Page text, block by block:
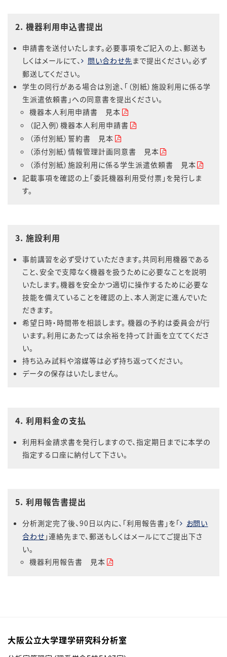
2. 機器利用申込書提出
申請書を送付いたします。必要事項をご記入の上、郵送も
しくはメールにて、
問い合わせ先まで提出ください。必ず
郵送してください。
学生の同行がある場合は別途、「（別紙）施設利用に係る学
生派遣依頼書」への同意書を提出ください。
機器本人利用申請書 見本
（記入例）機器本人利用申請書
（添付別紙）誓約書 見本
（添付別紙）情報管理計画同意書 見本
（添付別紙）施設利用に係る学生派遣依頼書 見本
記載事項を確認の上「委託機器利用受付票」を発行しま
す。
3. 施設利用
事前講習を必ず受けていただきます。共同利用機器である
こと、安全で支障なく機器を扱うために必要なことを説明
いたします。機器を安全かつ適切に操作するために必要な
技能を備えていることを確認の上、本人測定に進んでいた
だきます。
希望日時・時間帯を相談します。 機器の予約は委員会が行
います。利用にあたっては余裕を持って計画を立ててくださ
い。
持ち込み試料や溶媒等は必ず持ち返ってください。
データの保存はいたしません。
4. 利用料金の支払
利用料金請求書を発行しますので、指定期日までに本学の
指定する口座に納付して下さい。
5. 利用報告書提出
分析測定完了後、90日以内に、「利用報告書」を「
お問い
合わせ 」連絡先まで、郵送もしくはメールにてご提出下さ
い。
機器利用報告書 見本
大阪公立大学理学研究科分析室